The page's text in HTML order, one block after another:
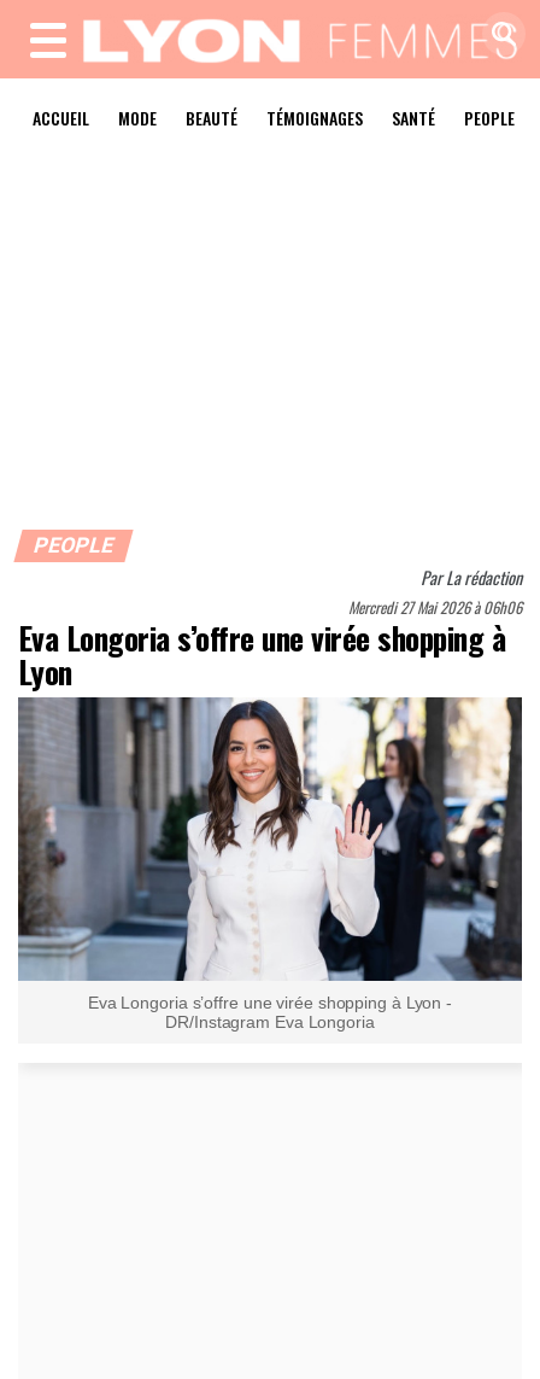
MENU
ACCUEIL MODE BEAUTÉ TÉMOIGNAGES SANTÉ PEOPLE
PEOPLE
ParLa rédaction
Mercredi 27 Mai 2026 à 06h06
Eva Longoria s’offre une virée shopping à
Lyon
Eva Longoria s’offre une virée shopping à Lyon -
DR/Instagram Eva Longoria